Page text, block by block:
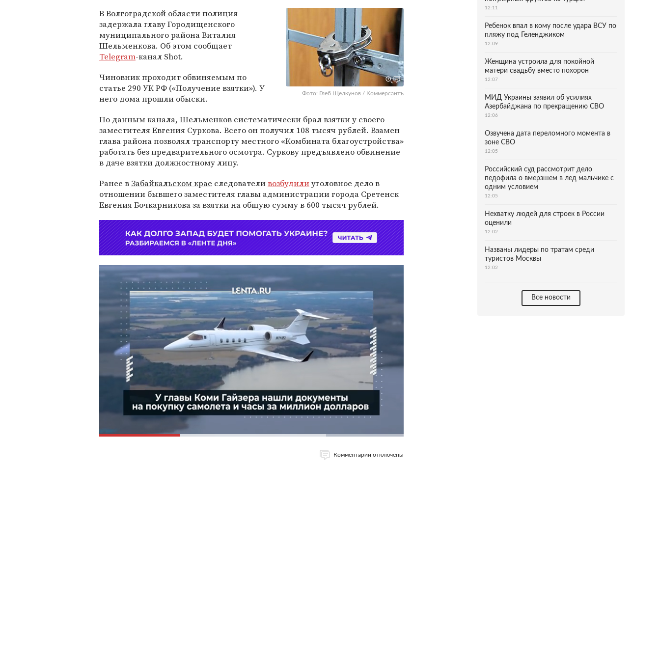
Фото: Глеб Щелкунов / Коммерсантъ
ВВолгоградской областиполиция
задержала главу Городищенского
муниципального района Виталия
Шельменкова. Об этом сообщает
Telegram-канал Shot.
Чиновник проходит обвиняемым по
статье 290 УК РФ («Получение взятки»). У
него дома прошли обыски.
По данным канала, Шельменков систематически брал взятки у своего
заместителя Евгения Суркова. Всего он получил 108 тысяч рублей. Взамен
глава района позволял транспорту местного «Комбината благоустройства»
работать без предварительного осмотра. Суркову предъявлено обвинение
в даче взятки должностному лицу.
Ранее в Забайкальском крае следователивозбудилиуголовное дело в
отношении бывшего заместителя главы администрации города Сретенск
Евгения Бочкарникова за взятки на общую сумму в 600 тысяч рублей.
Комментарии отключены
12:11
Ребенок впал в кому после удара ВСУ по
пляжу под Геленджиком
12:09
Женщина устроила для покойной
матери свадьбу вместо похорон
12:07
МИД Украины заявил об усилиях
Азербайджана по прекращению СВО
12:06
Озвучена дата переломного момента в
зоне СВО
12:05
Российский суд рассмотрит дело
педофила о вмерзшем в лед мальчике с
одним условием
12:05
Нехватку людей для строек в России
оценили
12:02
Названы лидеры по тратам среди
туристов Москвы
12:02
Все новости